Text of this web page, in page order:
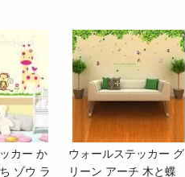
カー か
ゾウ ラ
ウォールステッカー グ
リーン アーチ 木と蝶